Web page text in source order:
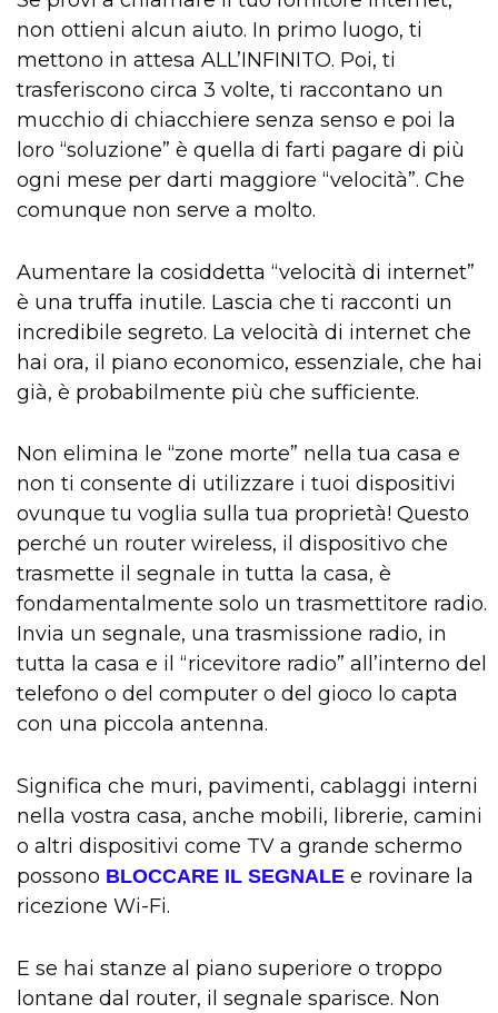
non ottieni alcun aiuto. In primo luogo, ti
mettono in attesa ALL’INFINITO. Poi, ti
trasferiscono circa 3 volte, ti raccontano un
mucchio di chiacchiere senza senso e poi la
loro “soluzione” è quella di farti pagare di più
ogni mese per darti maggiore “velocità”. Che
comunque non serve a molto.
Aumentare la cosiddetta “velocità di internet”
è una truffa inutile. Lascia che ti racconti un
incredibile segreto. La velocità di internet che
hai ora, il piano economico, essenziale, che hai
già, è probabilmente più che sufficiente.
Non elimina le “zone morte” nella tua casa e
non ti consente di utilizzare i tuoi dispositivi
ovunque tu voglia sulla tua proprietà! Questo
perché un router wireless, il dispositivo che
trasmette il segnale in tutta la casa, è
fondamentalmente solo un trasmettitore radio.
Invia un segnale, una trasmissione radio, in
tutta la casa e il “ricevitore radio” all’interno del
telefono o del computer o del gioco lo capta
con una piccola antenna.
Significa che muri, pavimenti, cablaggi interni
nella vostra casa, anche mobili, librerie, camini
o altri dispositivi come TV a grande schermo
possono BLOCCARE IL SEGNALE e rovinare la
ricezione Wi-Fi.
E se hai stanze al piano superiore o troppo
lontane dal router, il segnale sparisce. Non